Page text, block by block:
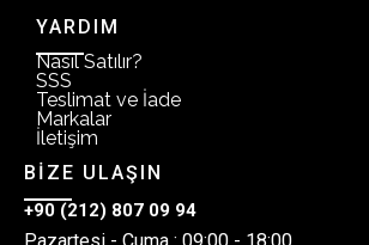
YARDIM
Nasıl Satılır?
SSS
Teslimat ve İade
Markalar
İletişim
BİZE ULAŞIN
+90 (212) 807 09 94